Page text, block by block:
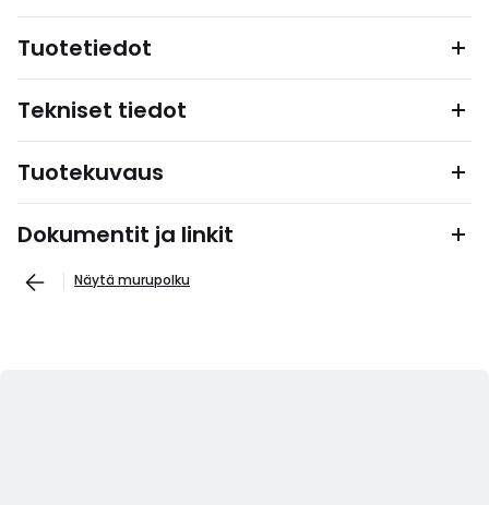
Tuotetiedot
Tekniset tiedot
Tuotekuvaus
Dokumentit ja linkit
Näytä murupolku